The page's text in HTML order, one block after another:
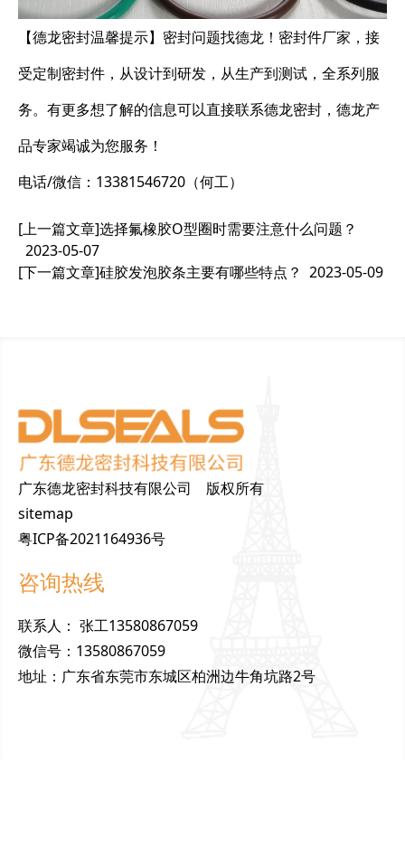
【德龙密封温馨提示】密封问题找德龙！密封件厂家，接
受定制密封件，从设计到研发，从生产到测试，全系列服
务。有更多想了解的信息可以直接联系德龙密封，德龙产
品专家竭诚为您服务！
电话/微信：13381546720（何工）
[上一篇文章]选择氟橡胶O型圈时需要注意什么问题？
2023-05-07
[下一篇文章]硅胶发泡胶条主要有哪些特点？ 2023-05-09
广东德龙密封科技有限公司 版权所有
sitemap
粤ICP备2021164936号
咨询热线
联系人 ： 张工13580867059
微信号 ： 13580867059
地址 ： 广东省东莞市东城区柏洲边牛角坑路2号